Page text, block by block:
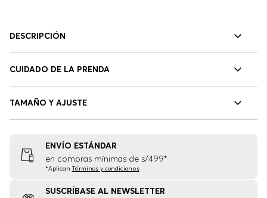
DESCRIPCIÓN
CUIDADO DE LA PRENDA
TAMAÑO Y AJUSTE
ENVÍO ESTÁNDAR
en compras mínimas de s/499*
*Aplican Términos y condiciones
SUSCRÍBASE AL NEWSLETTER